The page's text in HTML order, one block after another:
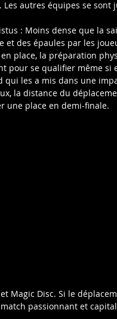
Les autres équipes se
: Moins dense que la
et des épaules par les
place, la préparation
pour se qualifier même si
qui les a mis dans une
la distance du
une place en demi-finale.
Magic Disc. Si le
passionnant et